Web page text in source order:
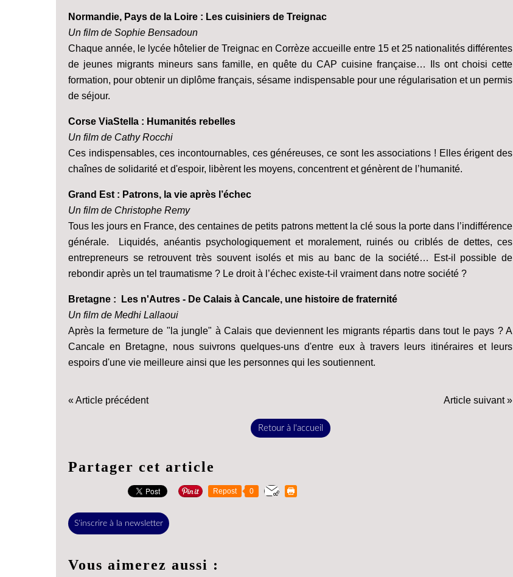
Normandie, Pays de la Loire : Les cuisiniers de Treignac
Un film de Sophie Bensadoun
Chaque année, le lycée hôtelier de Treignac en Corrèze accueille entre 15 et 25 nationalités différentes
de jeunes migrants mineurs sans famille, en quête du CAP cuisine française… Ils ont choisi cette
formation, pour obtenir un diplôme français, sésame indispensable pour une régularisation et un permis
de séjour.
Corse ViaStella : Humanités rebelles
Un film de Cathy Rocchi
Ces indispensables, ces incontournables, ces généreuses, ce sont les associations ! Elles érigent des
chaînes de solidarité et d'espoir, libèrent les moyens, concentrent et génèrent de l’humanité.
Grand Est : Patrons, la vie après l’échec
Un film de Christophe Remy
Tous les jours en France, des centaines de petits patrons mettent la clé sous la porte dans l’indifférence
générale. Liquidés, anéantis psychologiquement et moralement, ruinés ou criblés de dettes, ces
entrepreneurs se retrouvent très souvent isolés et mis au banc de la société… Est-il possible de
rebondir après un tel traumatisme ? Le droit à l’échec existe-t-il vraiment dans notre société ?
Bretagne : Les n'Autres - De Calais à Cancale, une histoire de fraternité
Un film de Medhi Lallaoui
Après la fermeture de "la jungle" à Calais que deviennent les migrants répartis dans tout le pays ? A
Cancale en Bretagne, nous suivrons quelques-uns d'entre eux à travers leurs itinéraires et leurs
espoirs d'une vie meilleure ainsi que les personnes qui les soutiennent.
« Article précédent Article suivant »
Retour à l'accueil
Partager cet article
Repost 0
S'inscrire à la newsletter
Vous aimerez aussi :